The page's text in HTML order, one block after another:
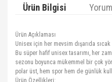
Ürün Bilgisi
Ürün Açıklaması
Unisex için her mevsim dışarıda
Bu süper hafif unisex tasarımı, her
sezonu boyunca mükemmel bir çok
polar üst, hem spor hem de günlük
Ürün Özellikleri: